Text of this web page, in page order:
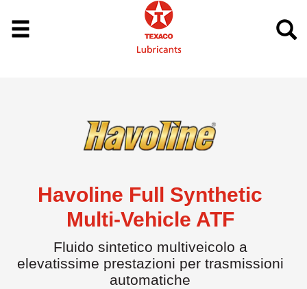
Havoline Full Synthetic
Multi-Vehicle ATF
Fluido sintetico multiveicolo a
elevatissime prestazioni per trasmissioni
automatiche